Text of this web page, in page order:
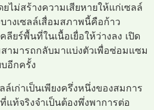
ไม่สร้างความเสียหายให้แก่เซลล์
างเซลล์เสื่อมสภาพนี้คือก้าว
ยร์พื้นที่ในเนื้อเยื่อให้ว่างลง เปิด
สามารถกลับมาแบ่งตัวเพื่อซ่อมแซม
อีกครั้ง
ล์เก่าเป็นเพียงครึ่งหนึ่งของสมการ
แท้จริงจำเป็นต้องพึ่งพาการต่อ